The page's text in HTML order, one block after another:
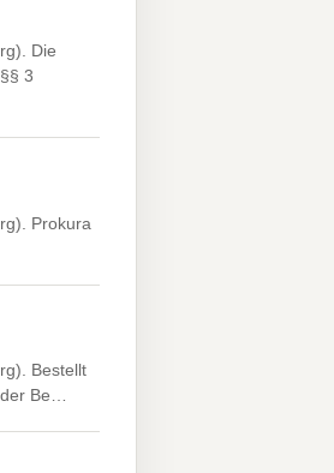
Die
3
Prokura
Bestellt
der Be…